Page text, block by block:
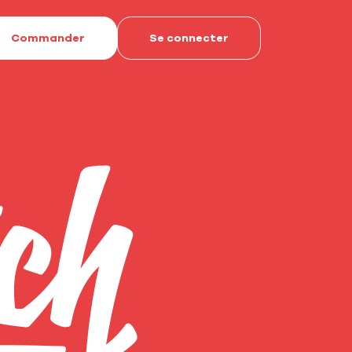
Commander Se connecter